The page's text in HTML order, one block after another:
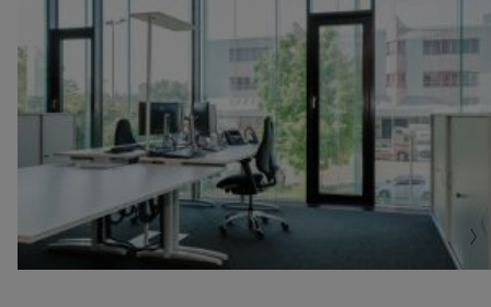
de conservation des données et sur ton droit de révoquer ton
consentement à tout moment avec effet pour l’avenir, dans
déclaration de confidentialité
Pour consulter les
mentions légales, c’est ici.